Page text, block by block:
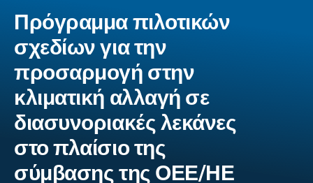
Πρόγραμμα πιλοτικών
σχεδίων για την
προσαρμογή στην
κλιματική αλλαγή σε
διασυνοριακές λεκάνες
στο πλαίσιο της
σύμβασης της ΟΕΕ/ΗΕ